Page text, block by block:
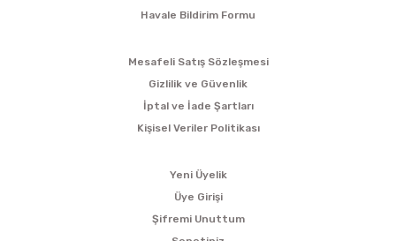
Havale Bildirim Formu
Mesafeli Satış Sözleşmesi
Gizlilik ve Güvenlik
İptal ve İade Şartları
Kişisel Veriler Politikası
Yeni Üyelik
Üye Girişi
Şifremi Unuttum